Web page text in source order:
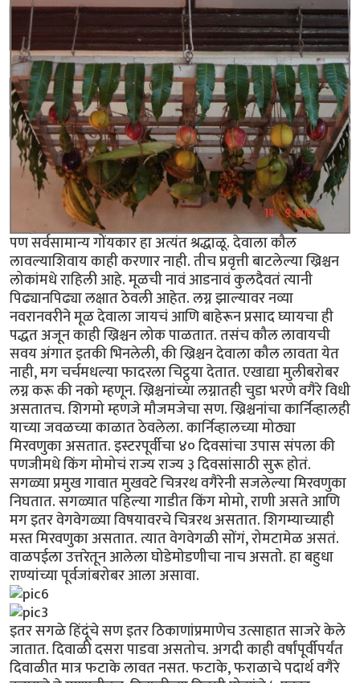
पण सर्वसामान्य गोंयकार हा अत्यंत श्रद्धाळू. देवाला कौल
लावल्याशिवाय काही करणार नाही. तीच प्रवृत्ती बाटलेल्या ख्रिश्चन
लोकांमधे राहिली आहे. मूळची नावं आडनावं कुलदैवतं त्यानी
पिढ्यानपिढ्या लक्षात ठेवली आहेत. लग्न झाल्यावर नव्या
नवरानवरीने मूळ देवाला जायचं आणि बाहेरून प्रसाद घ्यायचा ही
पद्धत अजून काही ख्रिश्चन लोक पाळतात. तसंच कौल लावायची
सवय अंगात इतकी भिनलेली, की ख्रिश्चन देवाला कौल लावता येत
नाही, मग चर्चमधल्या फादरला चिट्ठ्या देतात. एखाद्या मुलीबरोबर
लग्न करू की नको म्हणून. ख्रिश्चनांच्या लग्नातही चुडा भरणे वगैरे विधी
असतातच. शिगमो म्हणजे मौजमजेचा सण. ख्रिश्चनांचा कार्निव्हालही
याच्या जवळच्या काळात ठेवलेला. कार्निव्हालच्या मोठ्या
मिरवणुका असतात. इस्टरपूर्वीचा ४० दिवसांचा उपास संपला की
पणजीमधे किंग मोमोचं राज्य राज्य ३ दिवसांसाठी सुरू होतं.
सगळ्या प्रमुख गावात मुखवटे चित्ररथ वगैरेनी सजलेल्या मिरवणुका
निघतात. सगळ्यात पहिल्या गाडीत किंग मोमो, राणी असते आणि
मग इतर वेगवेगळ्या विषयावरचे चित्ररथ असतात. शिगम्याच्याही
मस्त मिरवणुका असतात. त्यात वेगवेगळी सोंगं, रोमटामेळ असतं.
वाळपईला उत्तरेतून आलेला घोडेमोडणीचा नाच असतो. हा बहुधा
राण्यांच्या पूर्वजांबरोबर आला असावा.
इतर सगळे हिंदूंचे सण इतर ठिकाणांप्रमाणेच उत्साहात साजरे केले
जातात. दिवाळी दसरा पाडवा असतोच. अगदी काही वर्षांपूर्वीपर्यंत
दिवाळीत मात्र फटाके लावत नसत. फटाके, फराळाचे पदार्थ वगैरे